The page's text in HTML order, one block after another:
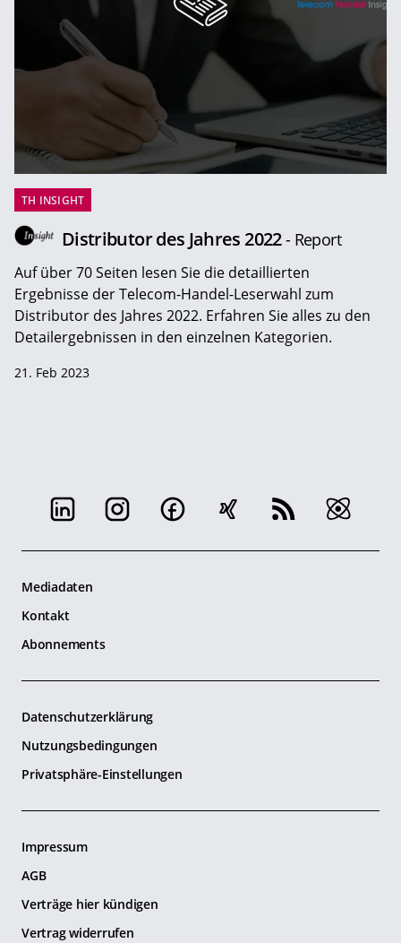
TH INSIGHT
Distributor des Jahres 2022- Report
Auf über 70 Seiten lesen Sie die detaillierten
Ergebnisse der Telecom-Handel-Leserwahl zum
Distributor des Jahres 2022. Erfahren Sie alles zu den
Detailergebnissen in den einzelnen Kategorien.
21. Feb 2023
Mediadaten
Kontakt
Abonnements
Datenschutzerklärung
Nutzungsbedingungen
Privatsphäre-Einstellungen
Impressum
AGB
Verträge hier kündigen
Vertrag widerrufen